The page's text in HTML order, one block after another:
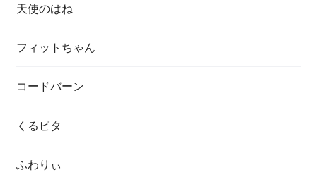
天使のはね
フィットちゃん
コードバーン
くるピタ
ふわりぃ